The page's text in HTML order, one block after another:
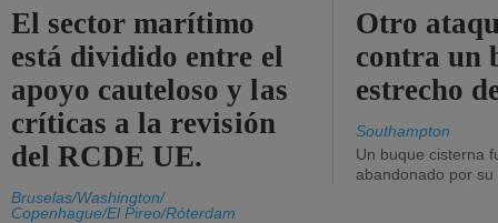
El sector marítimo
está dividido entre el
apoyo cauteloso y las
críticas a la revisión
del RCDE UE.
Bruselas/Washington/
Copenhague/El Pireo/Róterdam
Otro
contra un
estrecho
Southampton
Un buque cisterna
abandonado por su